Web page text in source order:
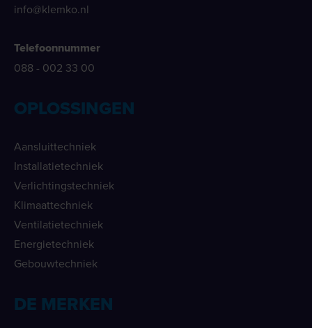
info@klemko.nl
Telefoonnummer
088 - 002 33 00
OPLOSSINGEN
Aansluittechniek
Installatietechniek
Verlichtingstechniek
Klimaattechniek
Ventilatietechniek
Energietechniek
Gebouwtechniek
DE MERKEN